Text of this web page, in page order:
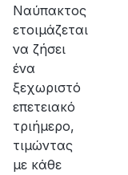
Ναύπακτος
ετοιμάζεται
να ζήσει
ένα
ξεχωριστό
επετειακό
τριήμερο,
τιμώντας
με κάθε